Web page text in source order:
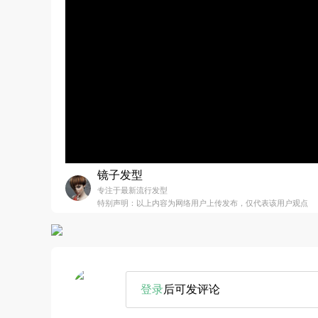
镜子发型
专注于最新流行发型
特别声明：以上内容为网络用户上传发布，仅代表该用户观点
登录后可发评论